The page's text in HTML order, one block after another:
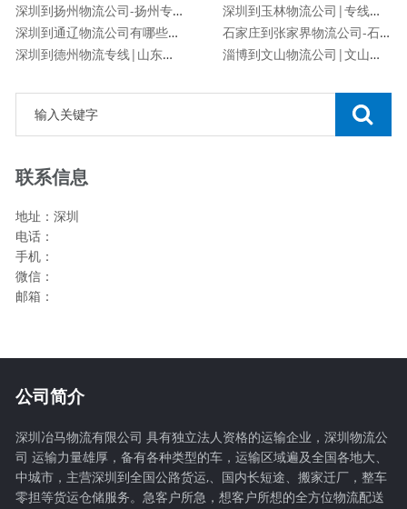
深圳到扬州物流公司-扬州专线
深圳到通辽物流公司有哪些专线
深圳到德州物流专线|山东专线
深圳到玉林物流公司|专线直达
石家庄到张家界物流公司-石家庄到张家界货运专线
淄博到文山物流公司|文山专线
联系信息
地址：深圳
电话：
手机：
微信：
邮箱：
公司简介
深圳冶马物流有限公司 具有独立法人资格的运输企业，深圳物流公
司 运输力量雄厚，备有各种类型的车，运输区域遍及全国各地大、
中城市，主营深圳到全国公路货运,、国内长短途、搬家迁厂，整车
零担等货运仓储服务。急客户所急，想客户所想的全方位物流配送